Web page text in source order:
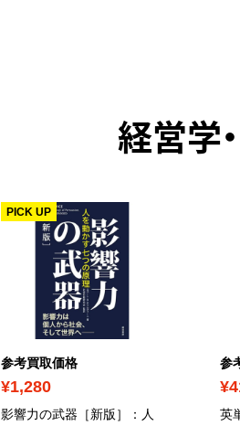
経営学
参考買取価格
¥1,280
PICK UP
影響力の武器［新版］：人
参
英